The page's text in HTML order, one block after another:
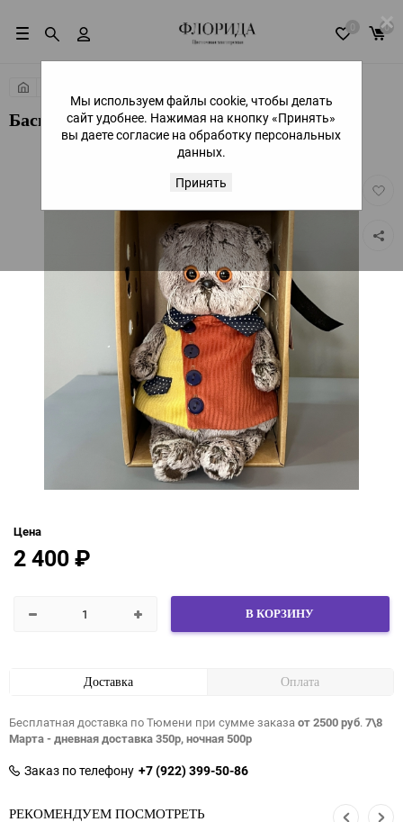
×
Мы используем файлы cookie, чтобы делать
сайт удобнее. Нажимая на кнопку «Принять»
вы даете согласие на обработку персональных
данных.
Принять
0
Басик №2
Цена
2 400₽
В КОРЗИНУ
Доставка Оплата
Бесплатная доставка по Тюмени при сумме заказаот 2500 руб.7\8
Марта - дневная доставка 350р, ночная 500р
Заказ по телефону +7 (922) 399-50-86
РЕКОМЕНДУЕМ ПОСМОТРЕТЬ